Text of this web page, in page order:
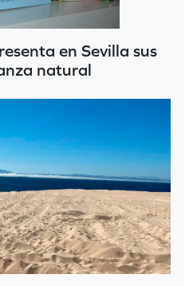
en Sevilla sus
natural